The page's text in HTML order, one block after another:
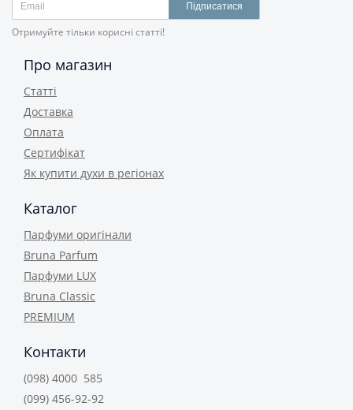
Підписатися
Отримуйте тільки корисні статті!
Про магазин
Статті
Доставка
Оплата
Сертифікат
Як купити духи в регіонах
Каталог
Парфуми оригінали
Bruna Parfum
Парфуми LUX
Bruna Classic
PREMIUM
Контакти
(098) 4000 585
(099) 456-92-92